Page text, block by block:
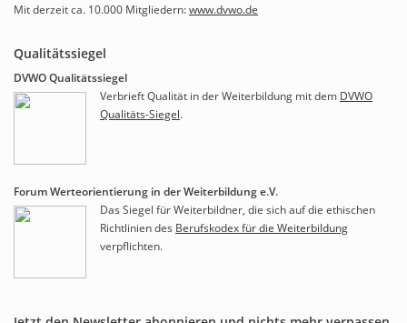
Mit derzeit ca. 10.000 Mitgliedern:www.dvwo.de
Qualitätssiegel
DVWO Qualitätssiegel
Verbrieft Qualität in der Weiterbildung mit dem DVWO
Qualitäts-Siegel.
Forum Werteorientierung in der Weiterbildung e.V.
Das Siegel für Weiterbildner, die sich auf die ethischen
Richtlinien des Berufskodex für die Weiterbildung
verpflichten.